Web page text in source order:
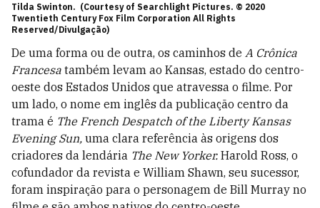
Tilda Swinton. (Courtesy of Searchlight Pictures. © 2020
Twentieth Century Fox Film Corporation All Rights
Reserved/Divulgação)
De uma forma ou de outra, os caminhos de A Crônica
Francesa também levam ao Kansas, estado do centro-
oeste dos Estados Unidos que atravessa o filme. Por
um lado, o nome em inglês da publicação centro da
trama é The French Despatch of the Liberty Kansas
Evening Sun, uma clara referência às origens dos
criadores da lendária The New Yorker. Harold Ross, o
cofundador da revista e William Shawn, seu sucessor,
foram inspiração para o personagem de Bill Murray no